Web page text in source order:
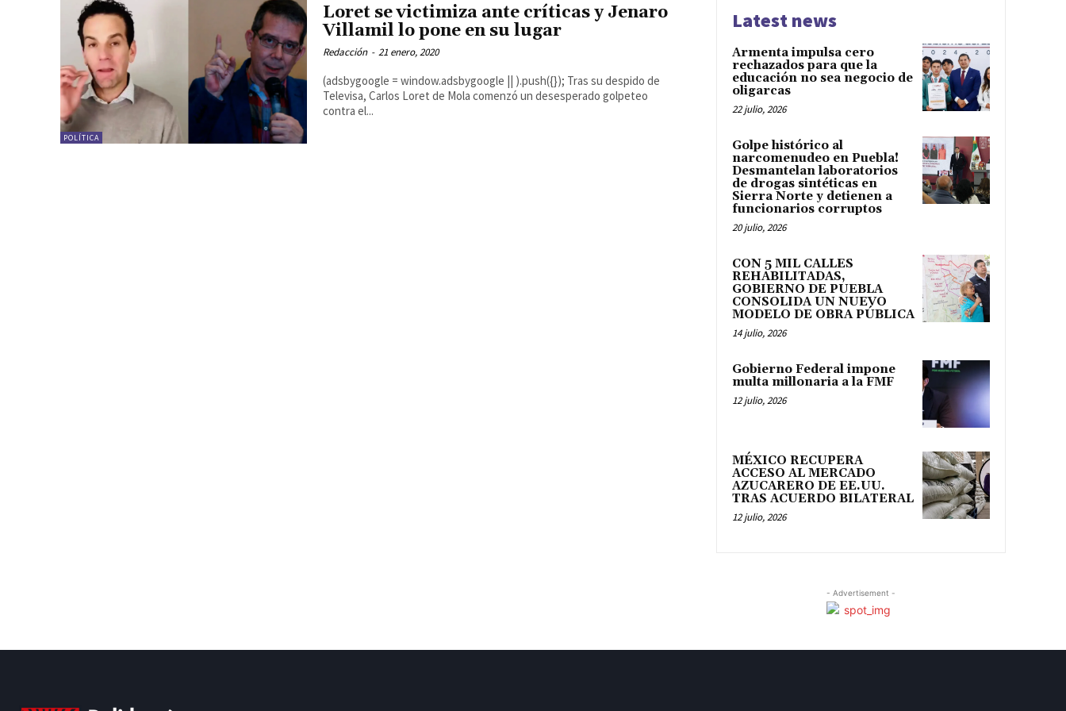
POLÍTICA
Loret se victimiza ante críticas y Jenaro
Villamil lo pone en su lugar
Redacción - 21 enero, 2020
(adsbygoogle = window.adsbygoogle || ).push({}); Tras su despido de
Televisa, Carlos Loret de Mola comenzó un desesperado golpeteo
contra el...
Latest news
Armenta impulsa cero
rechazados para que la
educación no sea negocio de
oligarcas
22 julio, 2026
Golpe histórico al
narcomenudeo en Puebla!
Desmantelan laboratorios
de drogas sintéticas en
Sierra Norte y detienen a
funcionarios corruptos
20 julio, 2026
CON 5 MIL CALLES
REHABILITADAS,
GOBIERNO DE PUEBLA
CONSOLIDA UN NUEVO
MODELO DE OBRA PÚBLICA
14 julio, 2026
Gobierno Federal impone
multa millonaria a la FMF
12 julio, 2026
MÉXICO RECUPERA
ACCESO AL MERCADO
AZUCARERO DE EE.UU.
TRAS ACUERDO BILATERAL
12 julio, 2026
- Advertisement -